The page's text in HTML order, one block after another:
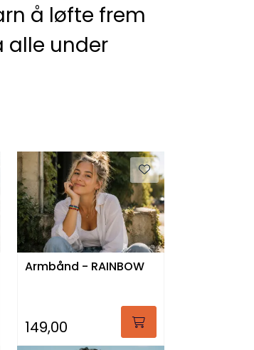
å løfte frem
alle under
Armbånd - RAINBOW
149,00